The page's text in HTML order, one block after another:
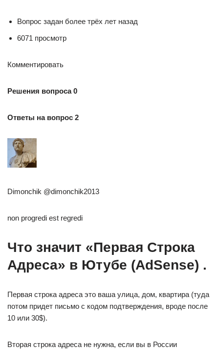
Вопрос задан более трёх лет назад
6071 просмотр
Комментировать
Решения вопроса 0
Ответы на вопрос 2
Dimonchik @dimonchik2013
non progredi est regredi
Что значит «Первая Строка
Адреса» в Ютубе (AdSense) .
Первая строка адреса это ваша улица, дом, квартира (туда
потом придет письмо с кодом подтверждения, вроде после
10 или 30$).
Вторая строка адреса не нужна, если вы в России